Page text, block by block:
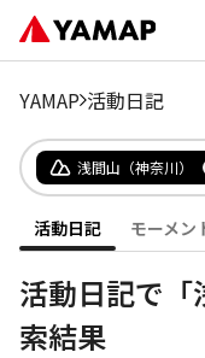
YAMAP 活動日記
浅間山（神奈川）
活動日記 モーメン
活動日記で
索結果